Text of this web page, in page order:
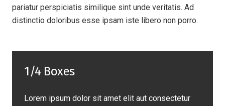
pariatur perspiciatis similique sint unde veritatis. Ad
distinctio doloribus esse ipsam iste libero non porro.
1/4 Boxes
Lorem ipsum dolor sit amet elit aut consectetur